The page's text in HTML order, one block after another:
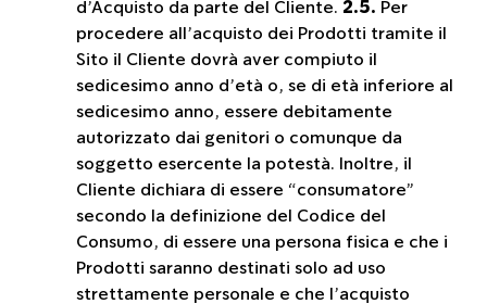
d’Acquisto da parte del Cliente. 2.5. Per
procedere all’acquisto dei Prodotti tramite il
Sito il Cliente dovrà aver compiuto il
sedicesimo anno d’età o, se di età inferiore al
sedicesimo anno, essere debitamente
autorizzato dai genitori o comunque da
soggetto esercente la potestà. Inoltre, il
Cliente dichiara di essere “consumatore”
secondo la definizione del Codice del
Consumo, di essere una persona fisica e che i
Prodotti saranno destinati solo ad uso
strettamente personale e che l’acquisto